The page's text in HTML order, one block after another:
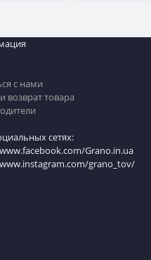
с нами
возврат товара
сетях:
Grano.in.ua
grano_tov/